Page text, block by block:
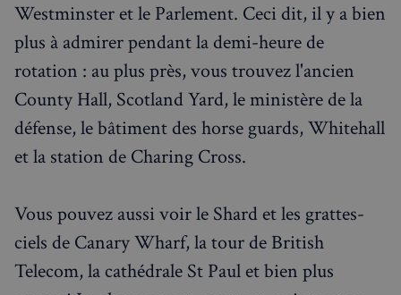
Westminster et le Parlement. Ceci dit, il y a bien
plus à admirer pendant la demi-heure de
rotation : au plus près, vous trouvez l'ancien
County Hall, Scotland Yard, le ministère de la
défense, le bâtiment des horse guards, Whitehall
et la station de Charing Cross.
Vous pouvez aussi voir le Shard et les grattes-
ciels de Canary Wharf, la tour de British
Telecom, la cathédrale St Paul et bien plus